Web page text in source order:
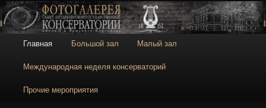
Галерея
Галерея Санкт-
Петербургской
консерватории
Главное меню
Перейти к основному содержимому
Перейти к дополнительному содержимому
Главная Большой зал Малый зал
Международная неделя консерваторий
Прочие мероприятия